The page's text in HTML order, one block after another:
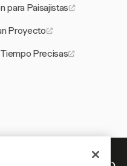
para Paisajistas
Proyecto
Precisas